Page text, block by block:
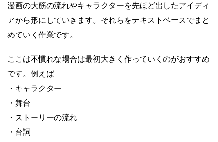
漫画の大筋の流れやキャラクターを先ほど出したアイディ
アから形にしていきます。それらをテキストベースでまと
めていく作業です。
ここは不慣れな場合は最初大きく作っていくのがおすすめ
です。例えば
・キャラクター
・舞台
・ストーリーの流れ
・台詞